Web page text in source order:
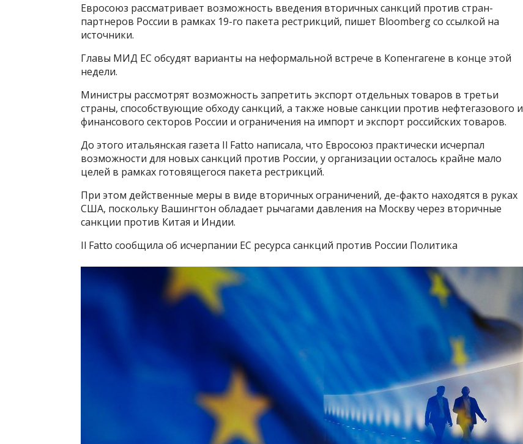
Евросоюз рассматривает возможность введения вторичных санкций против стран-
партнеров России в рамках 19-го пакета рестрикций, пишет Bloomberg со ссылкой на
источники.
Главы МИД ЕС обсудят варианты на неформальной встрече в Копенгагене в конце этой
недели.
Министры рассмотрят возможность запретить экспорт отдельных товаров в третьи
страны, способствующие обходу санкций, а также новые санкции против нефтегазового и
финансового секторов России и ограничения на импорт и экспорт российских товаров.
До этого итальянская газета Il Fatto написала, что Евросоюз практически исчерпал
возможности для новых санкций против России, у организации осталось крайне мало
целей в рамках готовящегося пакета рестрикций.
При этом действенные меры в виде вторичных ограничений, де-факто находятся в руках
США, поскольку Вашингтон обладает рычагами давления на Москву через вторичные
санкции против Китая и Индии.
Il Fatto сообщила об исчерпании ЕС ресурса санкций против России Политика